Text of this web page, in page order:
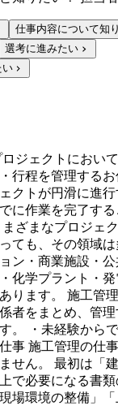
仕事内容について知
選考に進みたい
い
ジェクトにおい
行程を管理する
クトが円滑に進
に作業を完了す
ざまなプロジェ
ても、その領域は
ン・商業施設・
化学プラント・発
ります。 施工管
者をまとめ、管
。 ・未経験から
事 施工管理の仕
せん。 最初は「
で必要になる書
場環境の整備」